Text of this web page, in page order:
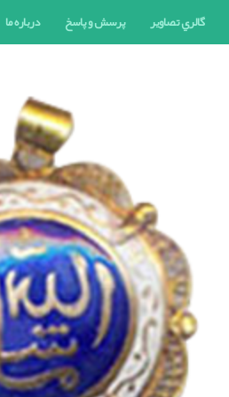
گالري تصاوير پرسش و پاسخ درباره ما